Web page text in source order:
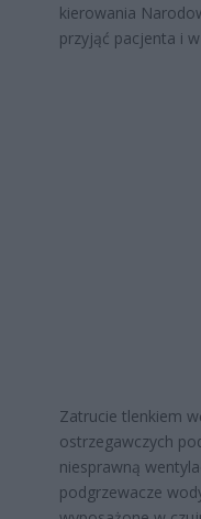
kierowania
przyjąć pacjenta i
Zatrucie tlenkiem
ostrzegawczych
niesprawną
podgrzewacze